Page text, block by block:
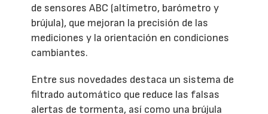
de sensores ABC (altímetro, barómetro y
brújula), que mejoran la precisión de las
mediciones y la orientación en condiciones
cambiantes.
Entre sus novedades destaca un sistema de
filtrado automático que reduce las falsas
alertas de tormenta, así como una brújula